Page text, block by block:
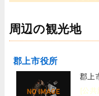
周辺の観光地
郡上市役所
郡上
[公共